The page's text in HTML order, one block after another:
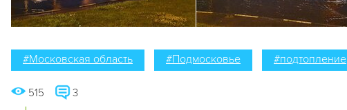
#Московская область #Подмосковье #подтопление
515 3